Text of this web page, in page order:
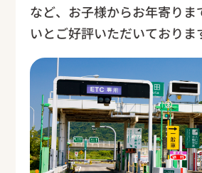
など、お子様からお年寄りま
いとご好評いただいておりま